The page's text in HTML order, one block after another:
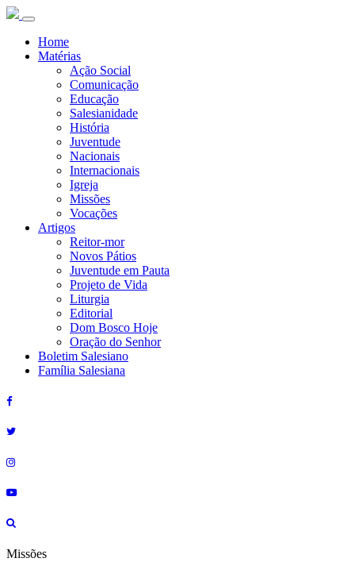
Home
Matérias
Ação Social
Comunicação
Educação
Salesianidade
História
Juventude
Nacionais
Internacionais
Igreja
Missões
Vocações
Artigos
Reitor-mor
Novos Pátios
Juventude em Pauta
Projeto de Vida
Liturgia
Editorial
Dom Bosco Hoje
Oração do Senhor
Boletim Salesiano
Família Salesiana
Missões